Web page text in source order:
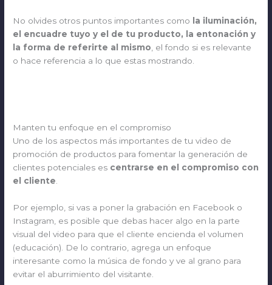
No olvides otros puntos importantes como
la iluminación,
el encuadre tuyo y el de tu producto, la entonación y
la forma de referirte al mismo, el fondo si es relevante
o hace referencia a lo que estas mostrando.
Manten tu enfoque en el compromiso
Uno de los aspectos más importantes de tu video de
promoción de productos para fomentar la generación de
clientes potenciales es centrarse en el compromiso con
el cliente
Por ejemplo, si vas a poner la grabación en Facebook o
Instagram, es posible que debas hacer algo en la parte
visual del video para que el cliente encienda el volumen
(educación). De lo contrario, agrega un enfoque
interesante como la música de fondo y ve al grano para
evitar el aburrimiento del visitante.